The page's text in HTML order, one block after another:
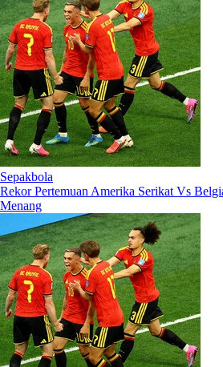
Sepakbola
Rekor Pertemuan Amerika Serikat Vs
Menang